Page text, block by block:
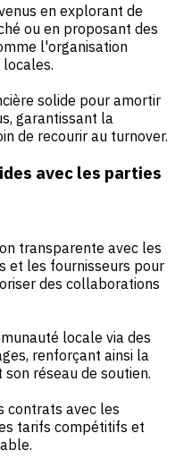
en explorant de
ou en proposant des
l'organisation
solide pour amortir
garantissant la
de recourir au turnover.
avec les parties
transparente avec les
et les fournisseurs pour
des collaborations
locale via des
renforçant ainsi la
réseau de soutien.
contrats avec les
tarifs compétitifs et